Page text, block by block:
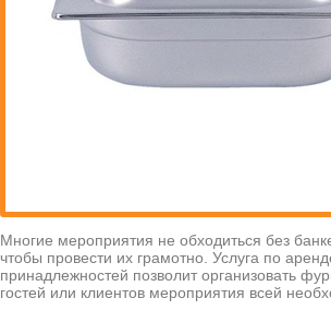
Многие мероприятия не обходиться без
чтобы провести их грамотно. Услуга по
принадлежностей позволит организовать
гостей или клиентов мероприятия всей